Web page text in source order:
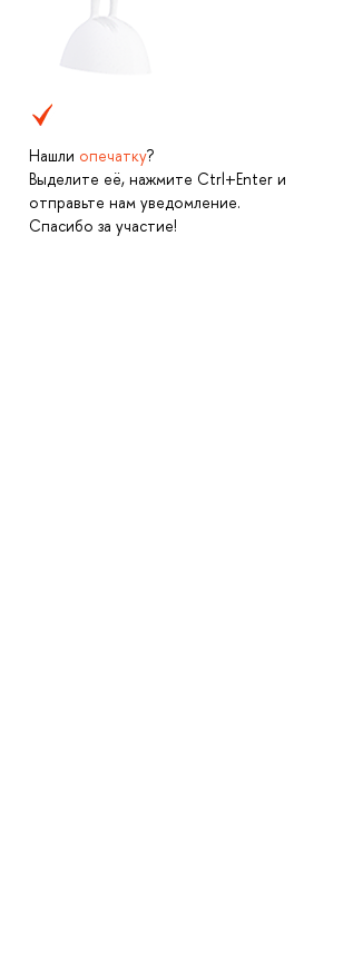
Нашли опечатку?
Выделите её, нажмите Ctrl+Enter и
отправьте нам уведомление.
Спасибо за участие!